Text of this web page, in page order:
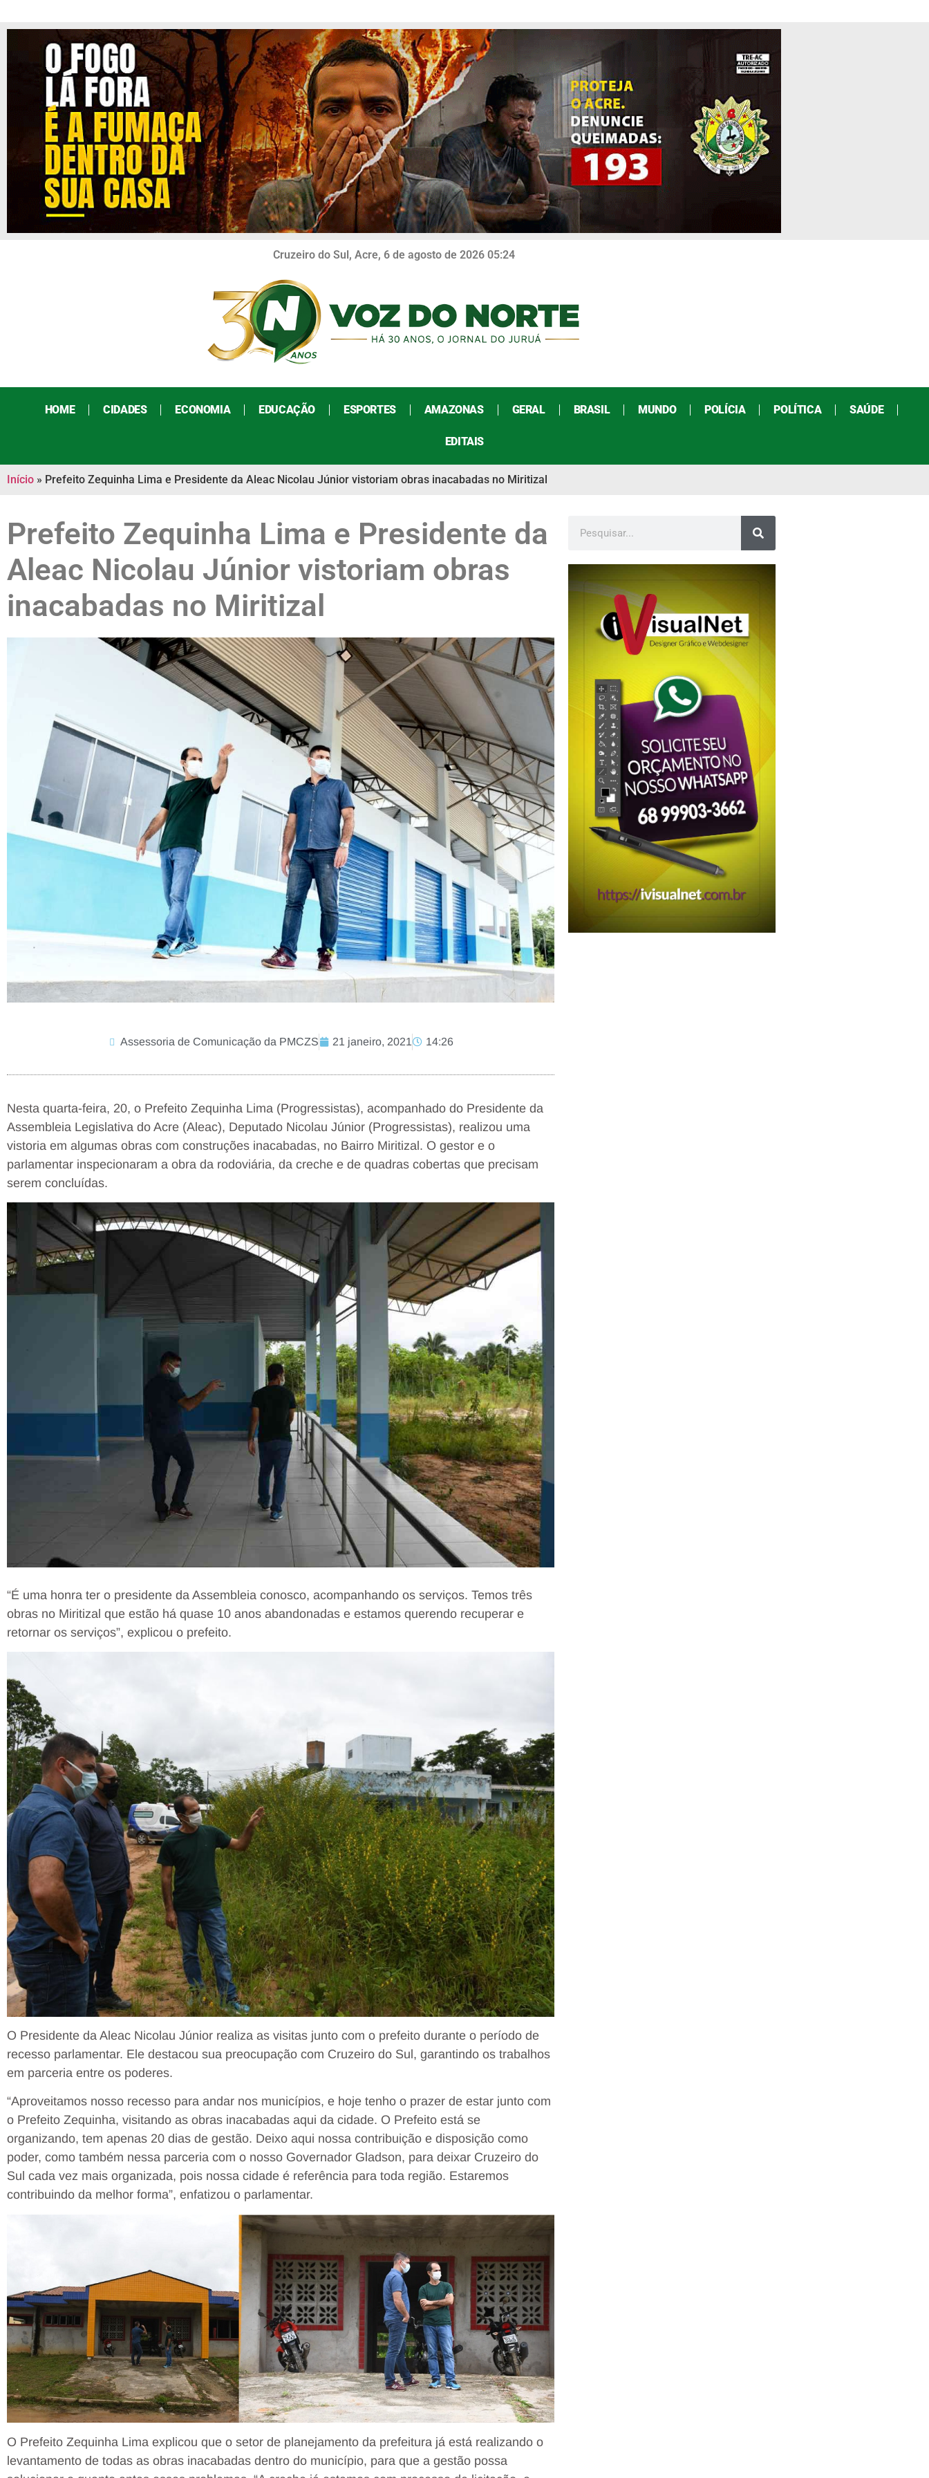
Cruzeiro do Sul, Acre, 6 de agosto de 2026 05:24
HOME CIDADES ECONOMIA EDUCAÇÃO ESPORTES AMAZONAS GERAL BRASIL MUNDO POLÍCIA POLÍTICA SAÚDE
EDITAIS
Início » Prefeito Zequinha Lima e Presidente da Aleac Nicolau Júnior vistoriam obras inacabadas no Miritizal
Prefeito Zequinha Lima e Presidente da
Aleac Nicolau Júnior vistoriam obras
inacabadas no Miritizal
Assessoria de Comunicação da PMCZS 21 janeiro, 2021 14:26
Nesta quarta-feira, 20, o Prefeito Zequinha Lima (Progressistas), acompanhado do Presidente da
Assembleia Legislativa do Acre (Aleac), Deputado Nicolau Júnior (Progressistas), realizou uma
vistoria em algumas obras com construções inacabadas, no Bairro Miritizal. O gestor e o
parlamentar inspecionaram a obra da rodoviária, da creche e de quadras cobertas que precisam
serem concluídas.
“É uma honra ter o presidente da Assembleia conosco, acompanhando os serviços. Temos três
obras no Miritizal que estão há quase 10 anos abandonadas e estamos querendo recuperar e
retornar os serviços”, explicou o prefeito.
O Presidente da Aleac Nicolau Júnior realiza as visitas junto com o prefeito durante o período de
recesso parlamentar. Ele destacou sua preocupação com Cruzeiro do Sul, garantindo os trabalhos
em parceria entre os poderes.
“Aproveitamos nosso recesso para andar nos municípios, e hoje tenho o prazer de estar junto com
o Prefeito Zequinha, visitando as obras inacabadas aqui da cidade. O Prefeito está se
organizando, tem apenas 20 dias de gestão. Deixo aqui nossa contribuição e disposição como
poder, como também nessa parceria com o nosso Governador Gladson, para deixar Cruzeiro do
Sul cada vez mais organizada, pois nossa cidade é referência para toda região. Estaremos
contribuindo da melhor forma”, enfatizou o parlamentar.
O Prefeito Zequinha Lima explicou que o setor de planejamento da prefeitura já está realizando o
levantamento de todas as obras inacabadas dentro do município, para que a gestão possa